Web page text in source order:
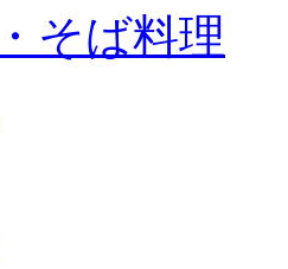
そば料理